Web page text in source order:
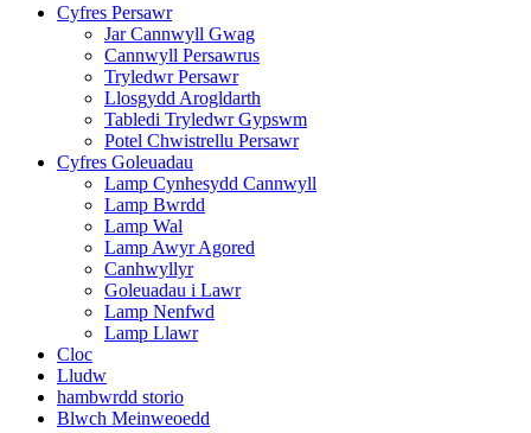
Cyfres Persawr
Jar Cannwyll Gwag
Cannwyll Persawrus
Tryledwr Persawr
Llosgydd Arogldarth
Tabledi Tryledwr Gypswm
Potel Chwistrellu Persawr
Cyfres Goleuadau
Lamp Cynhesydd Cannwyll
Lamp Bwrdd
Lamp Wal
Lamp Awyr Agored
Canhwyllyr
Goleuadau i Lawr
Lamp Nenfwd
Lamp Llawr
Cloc
Lludw
hambwrdd storio
Blwch Meinweoedd